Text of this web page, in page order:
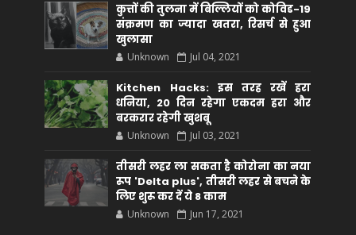
कुत्तों की तुलना में बिल्लियों को कोविड-19
संक्रमण का ज्यादा खतरा, रिसर्च से हुआ
खुलासा
Unknown Jul 04, 2021
Kitchen Hacks: इस तरह रखें हरा
धनिया, 20 दिन रहेगा एकदम हरा और
बरकरार रहेगी खुशबू
Unknown Jul 03, 2021
तीसरी लहर ला सकता है कोरोना का नया
रूप 'Delta plus', तीसरी लहर से बचने के
लिए शुरू कर दें ये 8 काम
Unknown Jun 17, 2021